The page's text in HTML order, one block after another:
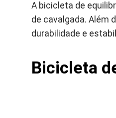
A bicicleta de
de cavalgada. Além
durabilidade e
Bicicleta